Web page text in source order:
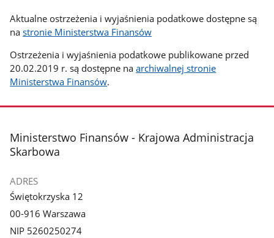
Aktualne ostrzeżenia i wyjaśnienia podatkowe dostępne są
nastronie Ministerstwa Finansów
Ostrzeżenia i wyjaśnienia podatkowe publikowane przed
20.02.2019 r. są dostępne naarchiwalnej stronie
Ministerstwa Finansów.
stopka
Ministerstwo Finansów - Krajowa Administracja
Skarbowa
ADRES
Świętokrzyska 12
00-916 Warszawa
NIP 5260250274